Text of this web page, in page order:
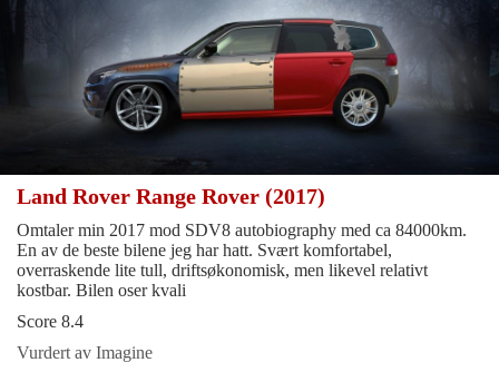
Land Rover Range Rover (2017)
Omtaler min 2017 mod SDV8 autobiography med ca 84000km.
En av de beste bilene jeg har hatt. Svært komfortabel,
overraskende lite tull, driftsøkonomisk, men likevel relativt
kostbar. Bilen oser kvali
Score 8.4
Vurdert av Imagine